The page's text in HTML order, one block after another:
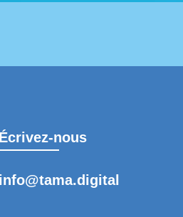
Écrivez-nous
info@tama.digital